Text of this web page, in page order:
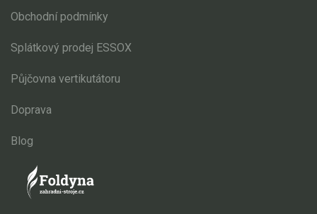
Obchodní podmínky
Splátkový prodej ESSOX
Půjčovna vertikutátoru
Doprava
Blog